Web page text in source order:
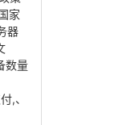
家
器
数量
,、